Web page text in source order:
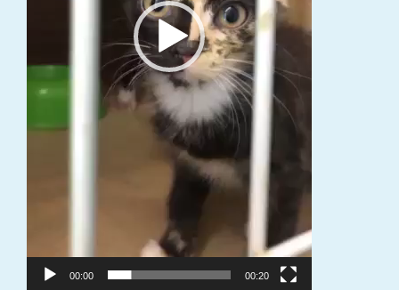
00:00 00:20